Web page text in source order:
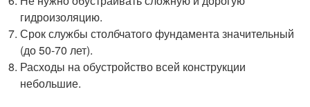
гидроизоляцию.
Срок службы столбчатого фундамента значительный
(до 50-70 лет).
Расходы на обустройство всей конструкции
небольшие.